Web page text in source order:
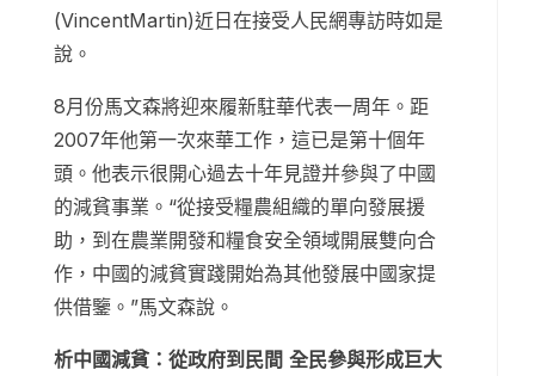
(VincentMartin)近日在接受人民網專訪時如是
說。
8月份馬文森將迎來履新駐華代表一周年。距
2007年他第一次來華工作，這已是第十個年
頭。他表示很開心過去十年見證并參與了中國
的減貧事業。“從接受糧農組織的單向發展援
助，到在農業開發和糧食安全領域開展雙向合
作，中國的減貧實踐開始為其他發展中國家提
供借鑒。”馬文森說。
析中國減貧：從政府到民間 全民參與形成巨大